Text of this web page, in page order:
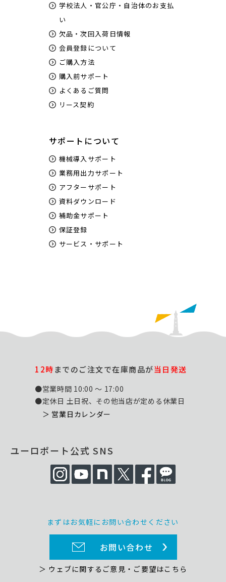
学校法人・官公庁・自治体のお支払
い
欠品・次回入荷日情報
会員登録について
ご購入方法
購入前サポート
よくあるご質問
リース契約
サポートについて
機械導入サポート
業務用出力サポート
アフターサポート
資料ダウンロード
補助金サポート
保証登録
サービス・サポート
12時までのご注文で在庫商品が当日発送
●営業時間 10:00 ～ 17:00
●定休日 土日祝、その他当店が定める休業日
＞ 営業日カレンダー
ユーロポート公式 SNS
まずはお気軽にお問い合わせください
お問い合わせ
＞ ウェブに関するご意見・ご要望はこちら